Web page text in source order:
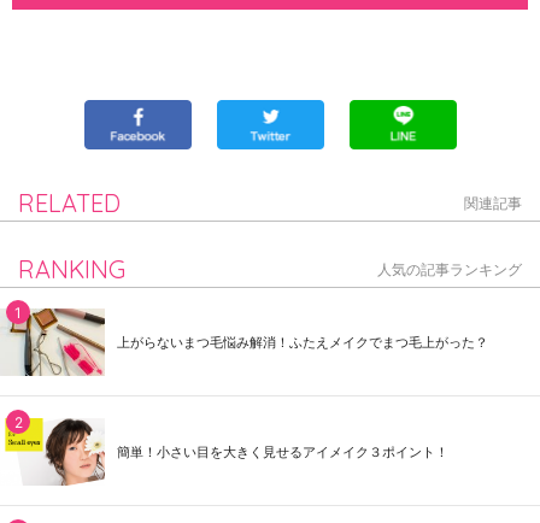
RELATED 関連記事
RANKING 人気の記事ランキング
上がらないまつ毛悩み解消！ふたえメイクでまつ毛上がった？
簡単！小さい目を大きく見せるアイメイク３ポイント！